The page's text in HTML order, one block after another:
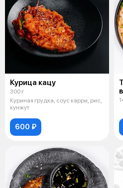
Курица кацу
300 г
Куриная грудка, соус карри, рис,
кунжут
600 ₽